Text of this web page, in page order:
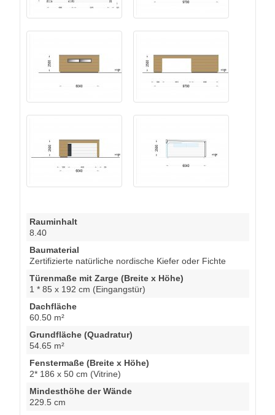
Rauminhalt
8.40
Baumaterial
Zertifizierte natürliche nordische Kiefer oder Fichte
Türenmaße mit Zarge (Breite x Höhe)
1 * 85 x 192 cm (Eingangstür)
Dachfläche
60.50 m²
Grundfläche (Quadratur)
54.65 m²
Fenstermaße (Breite x Höhe)
2* 186 x 50 cm (Vitrine)
Mindesthöhe der Wände
229.5 cm